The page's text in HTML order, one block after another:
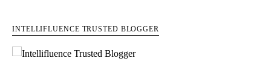
INTELLIFLUENCE TRUSTED BLOGGER